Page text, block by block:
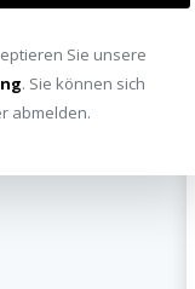
Sie unsere
. Sie können sich
abmelden.